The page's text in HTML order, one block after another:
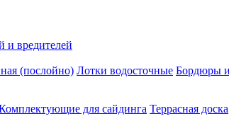
и вредителей
(послойно) Лотки водосточные Бордюры
для сайдинга Террасная доска